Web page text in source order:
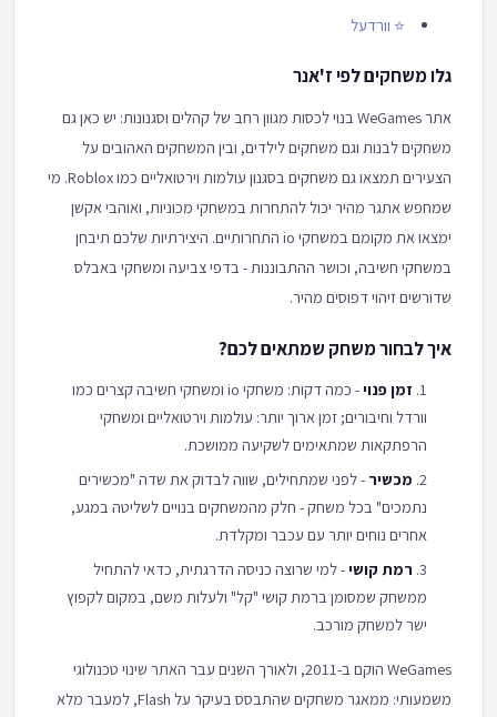
⭐ וורדעל
גלו משחקים לפי ז'אנר
אתר WeGames בנוי לכסות מגוון רחב של קהלים וסגנונות: יש כאן גם
משחקים לבנות וגם משחקים לילדים, ובין המשחקים האהובים על
הצעירים תמצאו גם משחקים בסגנון עולמות וירטואליים כמו Roblox. מי
שמחפש אתגר מהיר יכול להתחרות במשחקי מכוניות, ואוהבי אקשן
ימצאו את מקומם במשחקי io התחרותיים. היצירתיות שלכם תיבחן
במשחקי חשיבה, וכושר ההתבוננות - בדפי צביעה ומשחקי באבלס
שדורשים זיהוי דפוסים מהיר.
איך לבחור משחק שמתאים לכם?
זמן פנוי
- כמה דקות: משחקי io ומשחקי חשיבה קצרים כמו
וורדל וחיבורים; זמן ארוך יותר: עולמות וירטואליים ומשחקי
הרפתקאות שמתאימים לשקיעה ממושכת.
מכשיר - לפני שמתחילים, שווה לבדוק את שדה "מכשירים
נתמכים" בכל משחק - חלק מהמשחקים בנויים לשליטה במגע,
אחרים נוחים יותר עם עכבר ומקלדת.
רמת קושי- למי שרוצה כניסה הדרגתית, כדאי להתחיל
ממשחק שמסומן ברמת קושי "קל" ולעלות משם, במקום לקפוץ
ישר למשחק מורכב.
WeGames הוקם ב-2011, ולאורך השנים עבר האתר שינוי טכנולוגי
משמעותי: ממאגר משחקים שהתבסס בעיקר על Flash, למעבר מלא